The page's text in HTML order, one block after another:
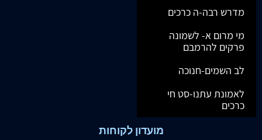
מדרש רבה-ה כרכים
מי מרום א- לשמונה
פרקים להרמבם
לב השמים-חנוכה
לאמונת עתנו-סט חי
כרכים
מועדון לקוחות